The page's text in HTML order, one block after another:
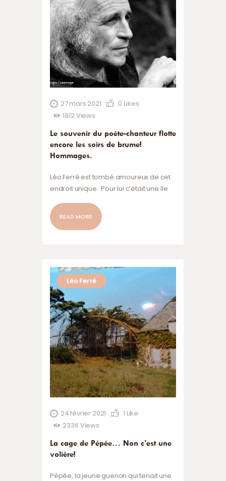
27 mars 2021 0 Likes
1912Views
Le souvenir du poète-chanteur flotte
encore les soirs de brume!
Hommages.
Léo Ferré est tombé amoureux de cet
endroit unique. Pour lui c’était une île
il y composa certaines de ses plus
belles chansons : La marée, je l’ai dans
Ces…
READ MORE
Léo Ferré
24 février 2021 1 Like
2336 Views
La cage de Pépée… Non c’est une
volière!
Pépée, la jeune guenon qui tenait une